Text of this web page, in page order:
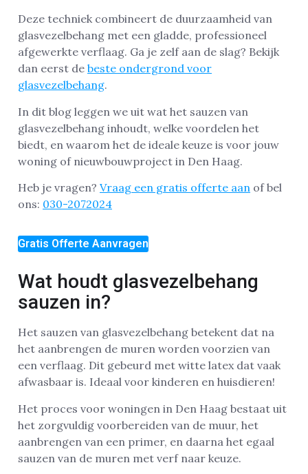
Deze techniek combineert de duurzaamheid van
glasvezelbehang met een gladde, professioneel
afgewerkte verflaag. Ga je zelf aan de slag? Bekijk
dan eerst de beste ondergrond voor
glasvezelbehang.
In dit blog leggen we uit wat het sauzen van
glasvezelbehang inhoudt, welke voordelen het
biedt, en waarom het de ideale keuze is voor jouw
woning of nieuwbouwproject in Den Haag.
Heb je vragen? Vraag een gratis offerte aan of bel
ons: 030-2072024
Gratis Offerte Aanvragen
Wat houdt glasvezelbehang
sauzen in?
Het sauzen van glasvezelbehang betekent dat na
het aanbrengen de muren worden voorzien van
een verflaag. Dit gebeurd met witte latex dat vaak
afwasbaar is. Ideaal voor kinderen en huisdieren!
Het proces voor woningen in Den Haag bestaat uit
het zorgvuldig voorbereiden van de muur, het
aanbrengen van een primer, en daarna het egaal
sauzen van de muren met verf naar keuze.